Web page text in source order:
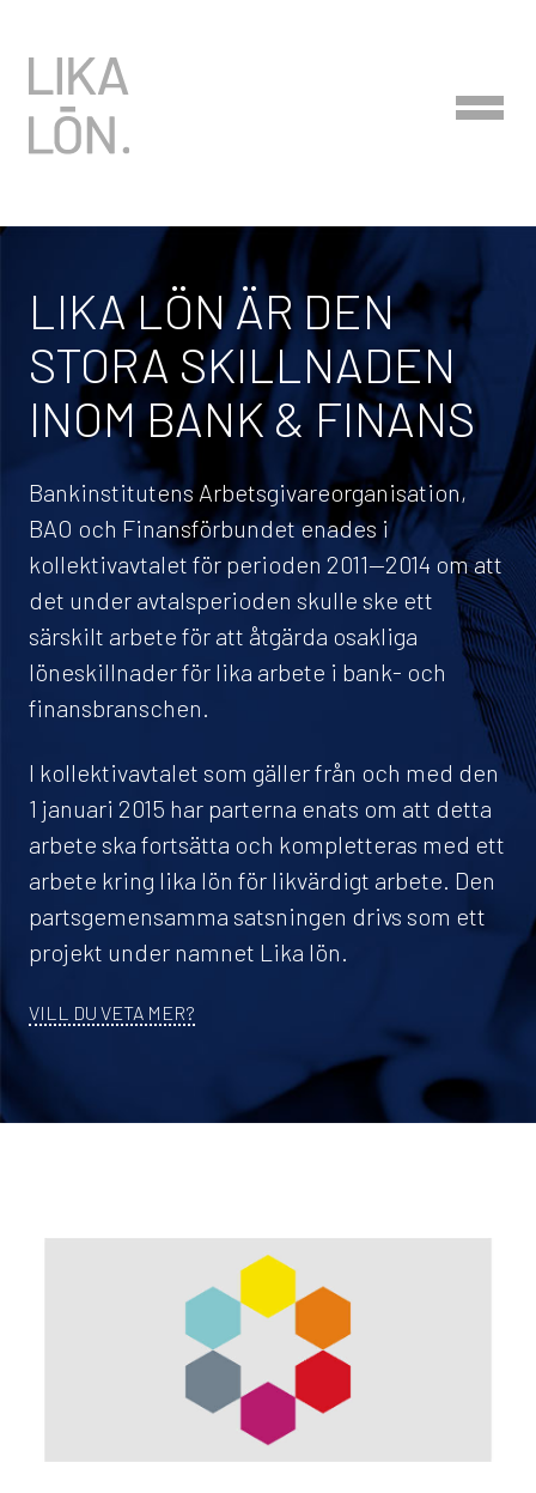
LIKA LÖN ÄR DEN
STORA SKILLNADEN
INOM BANK & FINANS
Bankinstitutens Arbetsgivareorganisation,
BAO och Finansförbundet enades i
kollektivavtalet för perioden 2011—2014 om att
det under avtalsperioden skulle ske ett
särskilt arbete för att åtgärda osakliga
löneskillnader för lika arbete i bank- och
finansbranschen.
I kollektivavtalet som gäller från och med den
1 januari 2015 har parterna enats om att detta
arbete ska fortsätta och kompletteras med ett
arbete kring lika lön för likvärdigt arbete. Den
partsgemensamma satsningen drivs som ett
projekt under namnet Lika lön.
VILL DU VETA MER?